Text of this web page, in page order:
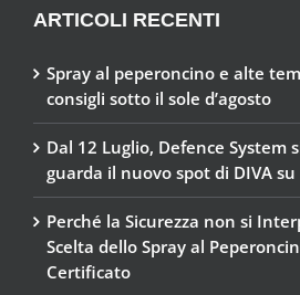
ARTICOLI RECENTI
Spray al peperoncino e alte
consigli sotto il sole d’agosto
Dal 12 Luglio, Defence System
guarda il nuovo spot di DIVA su
Perché la Sicurezza non si
Scelta dello Spray al
Certificato